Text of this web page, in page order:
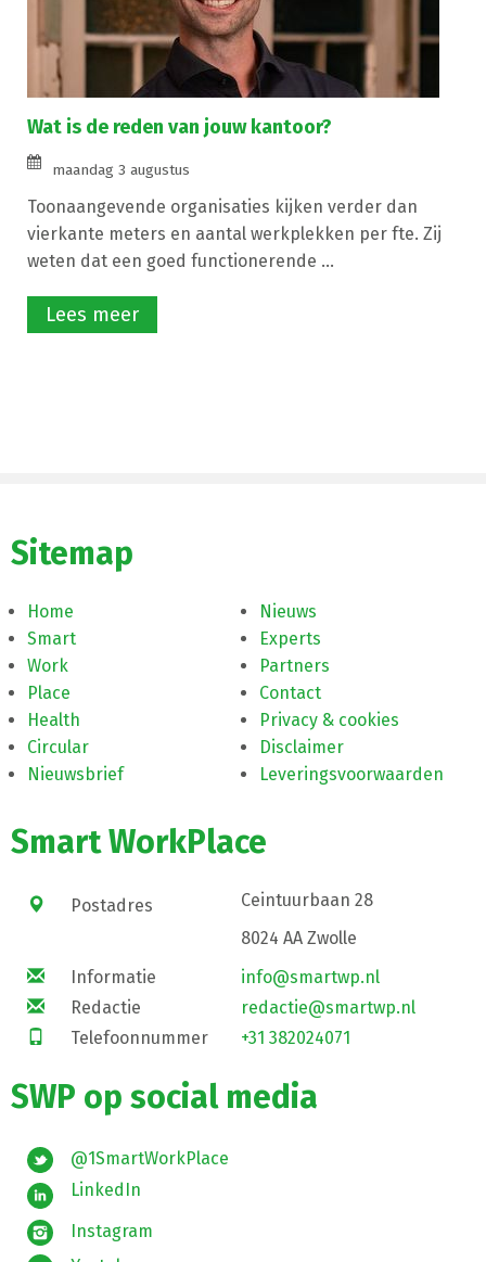
Wat is de reden van jouw kantoor?
maandag 3 augustus
Toonaangevende organisaties kijken verder dan
vierkante meters en aantal werkplekken per fte. Zij
weten dat een goed functionerende ...
Lees meer
Sitemap
Home
Smart
Work
Place
Health
Circular
Nieuwsbrief
Nieuws
Experts
Partners
Contact
Privacy & cookies
Disclaimer
Leveringsvoorwaarden
Smart WorkPlace
Postadres
Ceintuurbaan 28
8024 AA Zwolle
Informatie
info@smartwp.nl
Redactie
redactie@smartwp.nl
Telefoonnummer
+31 382024071
SWP op social media
@1SmartWorkPlace
LinkedIn
Instagram